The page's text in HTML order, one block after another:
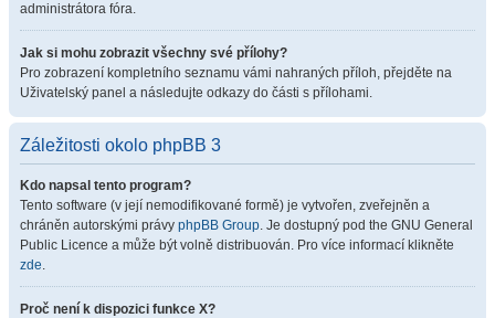
administrátora fóra.
Jak si mohu zobrazit všechny své přílohy?
Pro zobrazení kompletního seznamu vámi nahraných příloh, přejděte na
Uživatelský panel a následujte odkazy do části s přílohami.
Záležitosti okolo phpBB 3
Kdo napsal tento program?
Tento software (v její nemodifikované formě) je vytvořen, zveřejněn a
chráněn autorskými právy phpBB Group. Je dostupný pod the GNU General
Public Licence a může být volně distribuován. Pro více informací klikněte
zde.
Proč není k dispozici funkce X?